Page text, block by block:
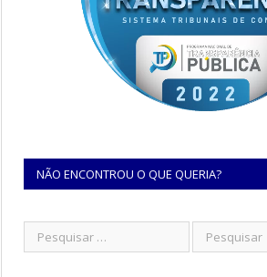
NÃO ENCONTROU O QUE QUERIA?